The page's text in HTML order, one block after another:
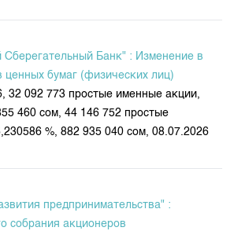
Банк" : Изменение в
ценных бумаг (физических лиц)
32 092 773 простые именные акции,
460 сом, 44 146 752 простые
%, 882 935 040 сом, 08.07.2026
предпринимательства" :
собрания акционеров